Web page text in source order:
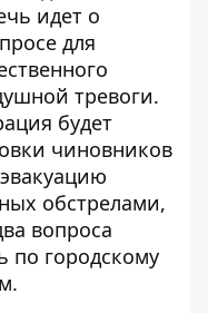
идет о
для
тревоги.
будет
чиновников
обстрелами,
вопроса
по городскому